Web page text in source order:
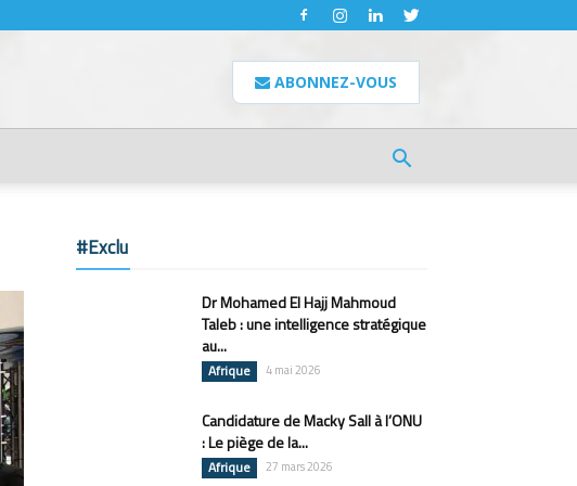
ABONNEZ-VOUS
#Exclu
Dr Mohamed El Hajj Mahmoud
Taleb : une intelligence stratégique
au...
Afrique 4 mai 2026
Candidature de Macky Sall à l’ONU
: Le piège de la...
Afrique 27 mars 2026